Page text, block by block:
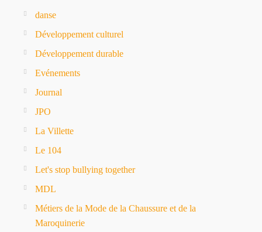
danse
Développement culturel
Développement durable
Evénements
Journal
JPO
La Villette
Le 104
Let's stop bullying together
MDL
Métiers de la Mode de la Chaussure et de la
Maroquinerie